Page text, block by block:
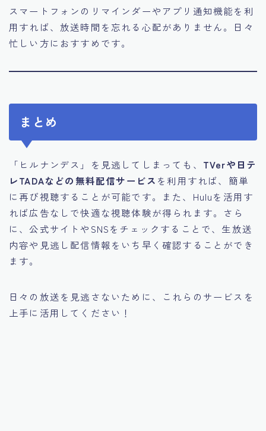
スマートフォンのリマインダーやアプリ通知機能を利
用すれば、放送時間を忘れる心配がありません。日々
忙しい方におすすめです。
まとめ
「ヒルナンデス」を見逃してしまっても、 TVerや日テ
レTADAなどの無料配信サービス を利用すれば、簡単
に再び視聴することが可能です。また、Huluを活用す
れば広告なしで快適な視聴体験が得られます。さら
に、公式サイトやSNSをチェックすることで、生放送
内容や見逃し配信情報をいち早く確認することができ
ます。
日々の放送を見逃さないために、これらのサービスを
上手に活用してください！